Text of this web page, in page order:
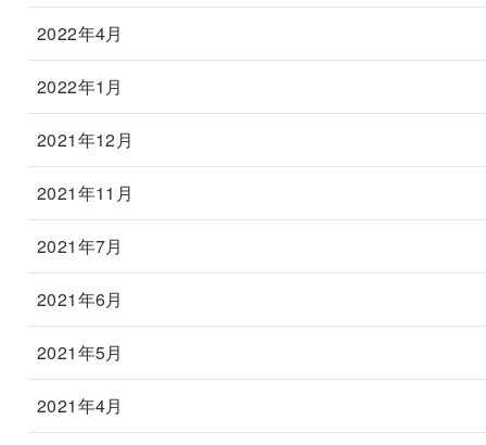
2022年4月
2022年1月
2021年12月
2021年11月
2021年7月
2021年6月
2021年5月
2021年4月